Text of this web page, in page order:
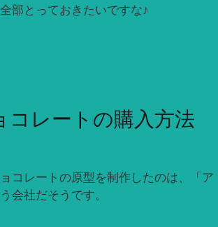
部とっておきたいですな♪
コレートの購入方法
コレートの原型を制作したのは、「ア
会社だそうです。